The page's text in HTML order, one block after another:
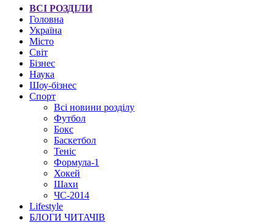
ВСІ РОЗДІЛИ
Головна
Україна
Місто
Світ
Бізнес
Наука
Шоу-бізнес
Спорт
Всі новини розділу
Футбол
Бокс
Баскетбол
Теніс
Формула-1
Хокей
Шахи
ЧС-2014
Lifestyle
БЛОГИ ЧИТАЧІВ